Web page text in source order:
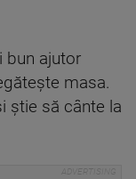
bun ajutor
masa.
știe să cânte la